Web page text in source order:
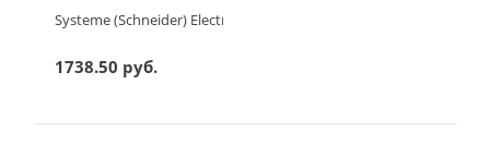
Systeme (Schneider) Electric ATLASDESIGN РОЗЕТКА двойная
1738.50 руб.